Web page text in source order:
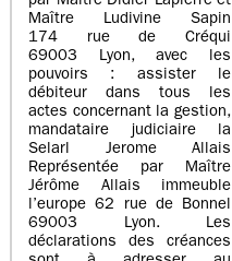
Maître Ludivine Sapin
174 rue de Créqui
69003 Lyon, avec les
pouvoirs : assister le
débiteur dans tous les
actes concernant la gestion,
mandataire judiciaire la
Selarl Jerome Allais
Représentée par Maître
Jérôme Allais immeuble
l’europe 62 rue de Bonnel
69003 Lyon. Les
déclarations des créances